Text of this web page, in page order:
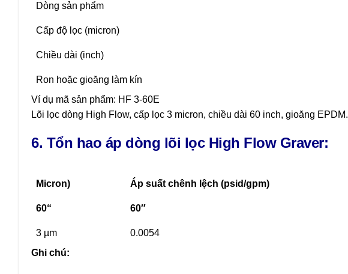
Dòng sản phẩm
Cấp độ lọc (micron)
Chiều dài (inch)
Ron hoặc gioăng làm kín
Ví dụ mã sản phẩm: HF 3-60E
Lõi lọc dòng High Flow, cấp lọc 3 micron, chiều dài 60 inch, gioăng EPDM.
6. Tổn hao áp dòng lõi lọc High FlowGraver:
Micron) Áp suất chênh lệch (psid/gpm)
60“ 60″
3 µm 0.0054
Ghi chú: